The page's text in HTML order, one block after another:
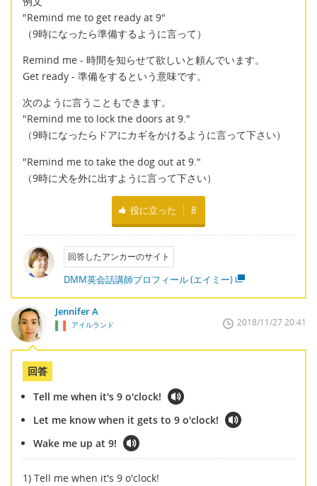
"Remind me to get ready at 9"
（9時になったら準備するように言って）
Remind me - 時間を知らせて欲しいと頼んでいます。
Get ready - 準備をするという意味です。
次のように言うこともできます。
"Remind me to lock the doors at 9."
（9時になったらドアにカギをかけるように言って下さい）
"Remind me to take the dog out at 9."
（9時に犬を外に出すように言って下さい）
役に立った 8
回答したアンカーのサイト
DMM英会話講師プロフィール (エイミー)
Jennifer A
アイルランド 2018/11/27 20:41
回答
Tell me when it's 9 o'clock!
Let me know when it gets to 9 o'clock!
Wake me up at 9!
1) Tell me when it's 9 o'clock!